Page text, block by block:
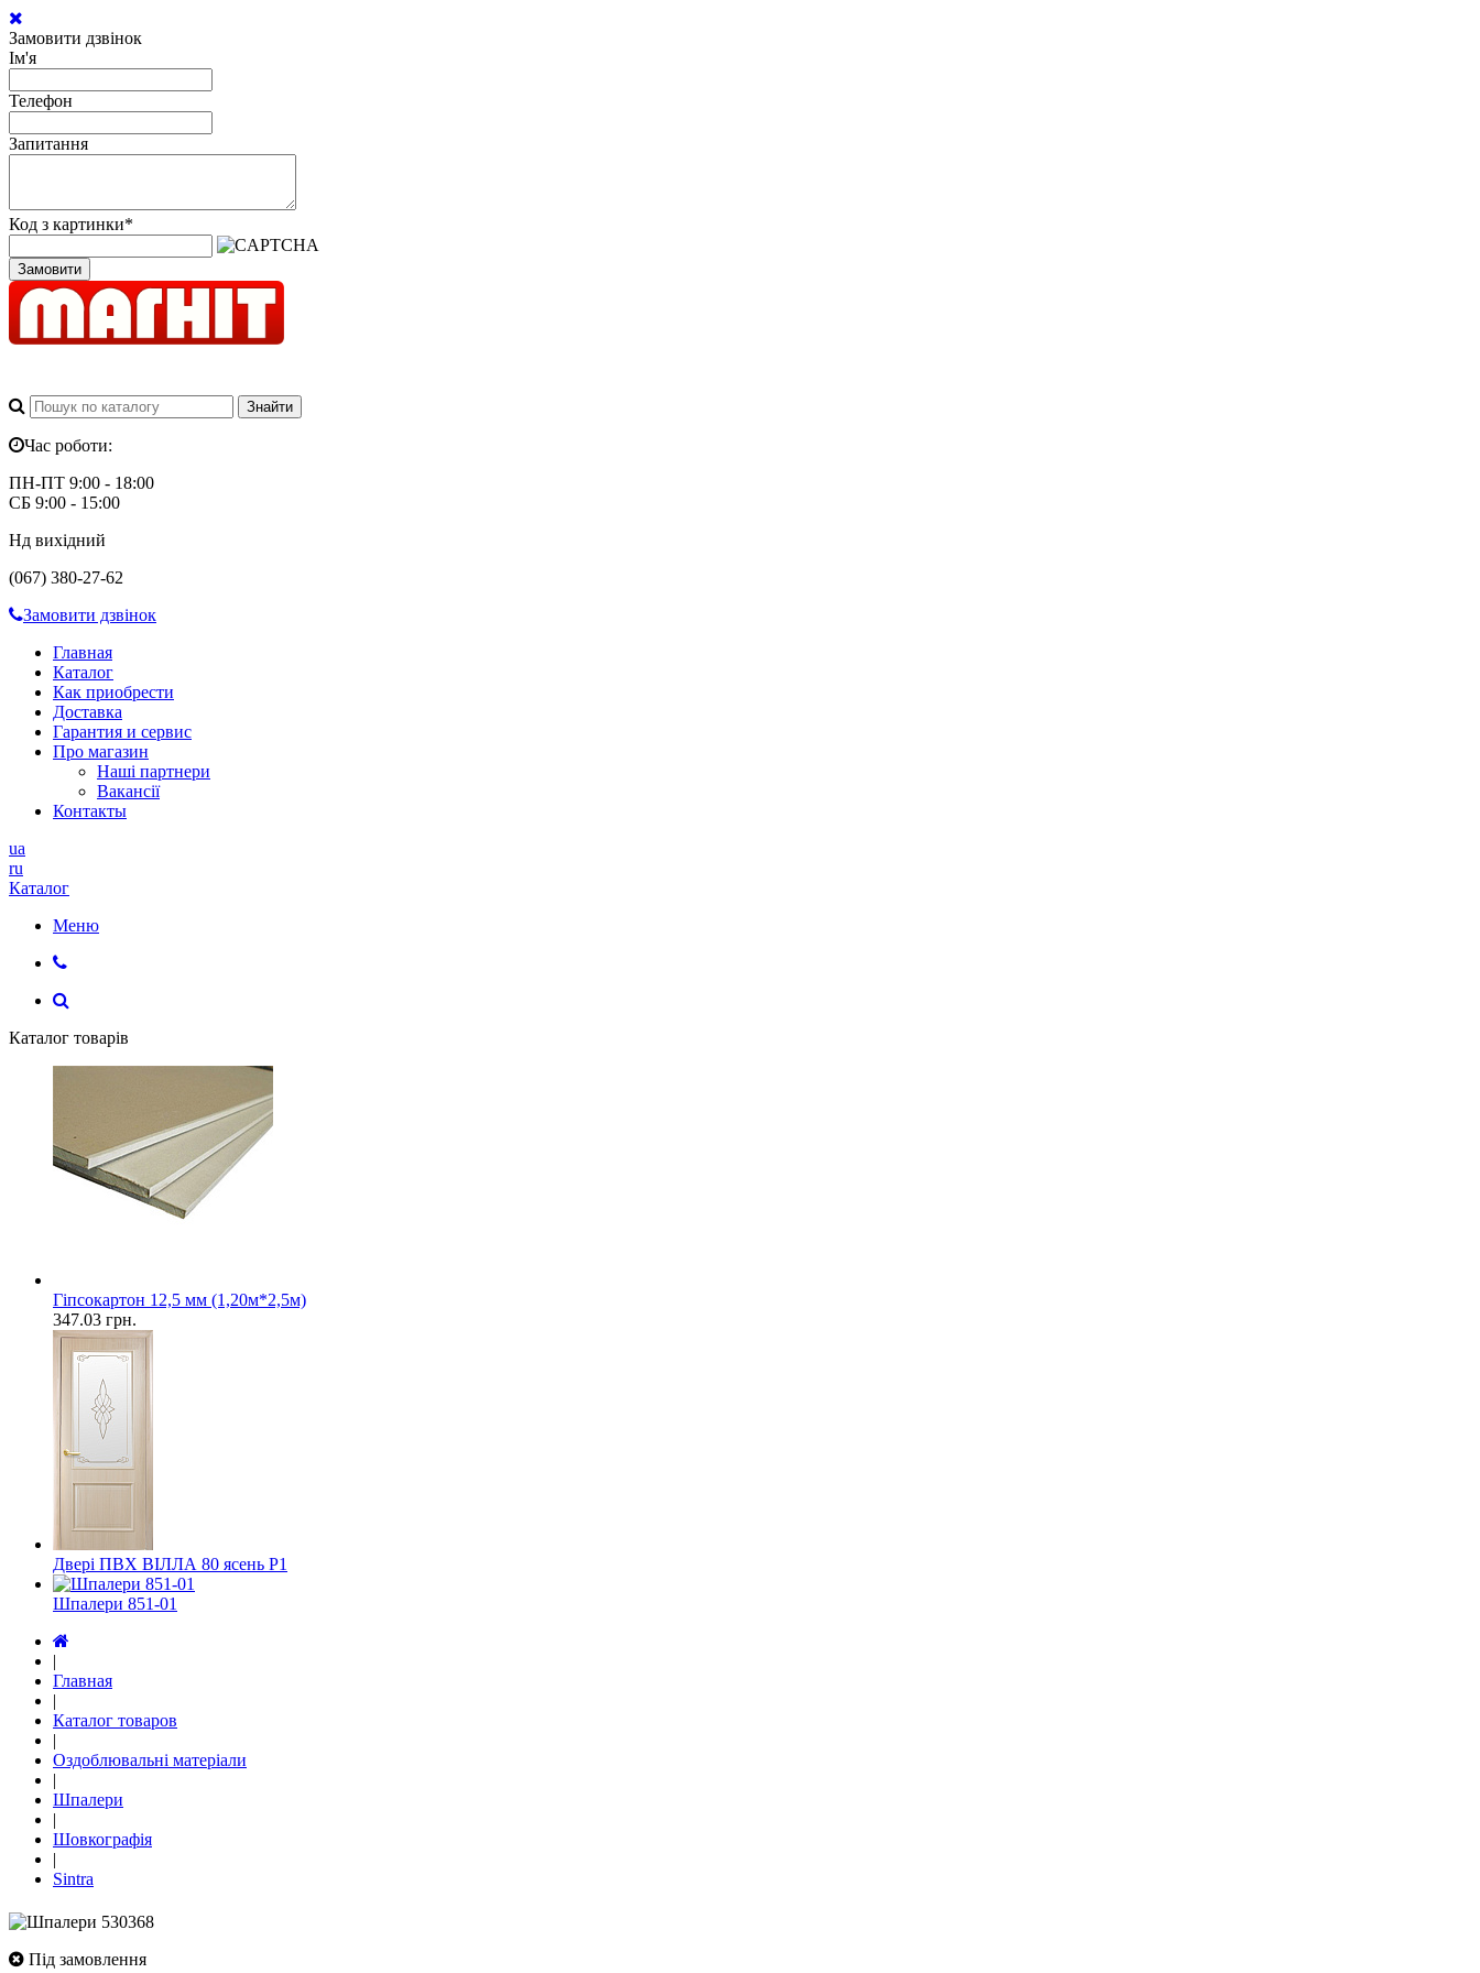
Замовити дзвінок
Ім'я
Телефон
Запитання
Код з картинки*
Замовити
Час роботи:
ПН-ПТ 9:00 - 18:00
СБ 9:00 - 15:00
Нд вихідний
(067) 380-27-62
Замовити дзвінок
Главная
Каталог
Как приобрести
Доставка
Гарантия и сервис
Про магазин
Наші партнери
Вакансії
Контакты
ua
ru
Каталог
Меню
Каталог товарів
Гіпсокартон 12,5 мм (1,20м*2,5м)
347.03 грн.
Двері ПВХ ВІЛЛА 80 ясень Р1
Шпалери 851-01
|
Главная
|
Каталог товаров
|
Оздоблювальні матеріали
|
Шпалери
|
Шовкографія
|
Sintra
Під замовлення